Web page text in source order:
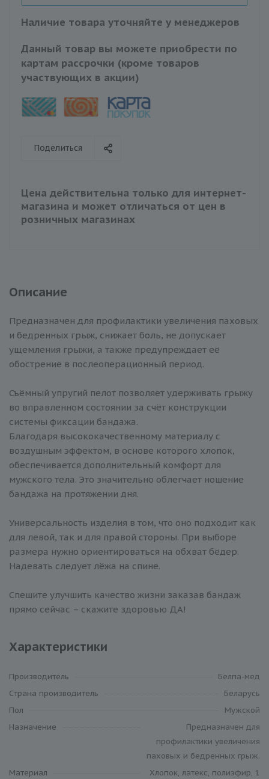
Наличие товара уточняйте у менеджеров
Данный товар вы можете приобрести по
картам рассрочки (кроме товаров
участвующих в акции)
Поделиться
Цена действительна только для интернет-
магазина и может отличаться от цен в
розничных магазинах
Описание
Предназначен для профилактики увеличения паховых
и бедренных грыж, снижает боль, не допускает
ущемления грыжи, а также предупреждает её
обострение в послеоперационный период.
Съёмный упругий пелот позволяет удерживать грыжу
во вправленном состоянии за счёт конструкции
системы фиксации бандажа.
Благодаря высококачественному материалу с
воздушным эффектом, в основе которого хлопок,
обеспечивается дополнительный комфорт для
мужского тела. Это значительно облегчает ношение
бандажа на протяжении дня.
Универсальность изделия в том, что оно подходит как
для левой, так и для правой стороны. При выборе
размера нужно ориентироваться на обхват бёдер.
Надевать следует лёжа на спине.
Спешите улучшить качество жизни заказав бандаж
прямо сейчас – скажите здоровью ДА!
Характеристики
Производитель
Белпа-мед
Cтрана производитель
Беларусь
Пол
Мужской
Назначение
Предназначен для
профилактики увеличения
паховых и бедренных грыж.
Материал
Хлопок, латекс, полиэфир, 1